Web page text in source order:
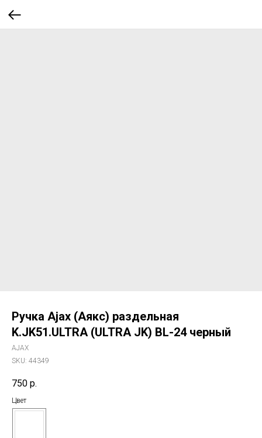
Ручка Ajax (Аякс) раздельная
K.JK51.ULTRA (ULTRA JK) BL-24 черный
AJAX
SKU: 44349
750 р.
Цвет